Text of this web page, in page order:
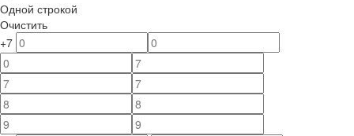
Одной строкой
Очистить
+7